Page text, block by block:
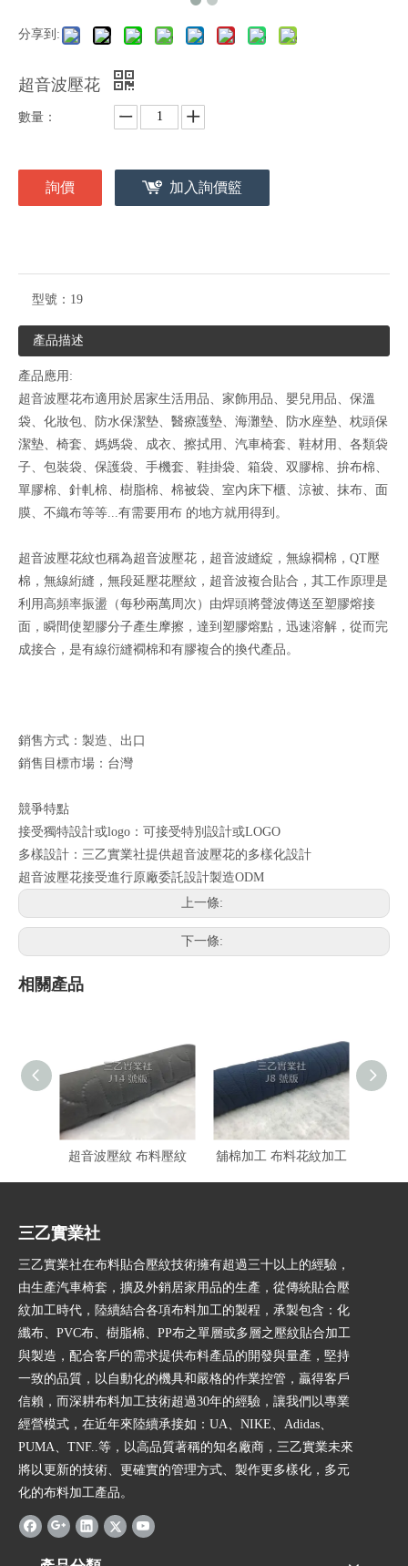
分享到:
超音波壓花
數量：
詢價 加入詢價籃
型號： 19
產品描述
產品應用:
超音波壓花布適用於居家生活用品、家飾用品、嬰兒用品、保溫
袋、化妝包、防水保潔墊、醫療護墊、海灘墊、防水座墊、枕頭保
潔墊、椅套、媽媽袋、成衣、擦拭用、汽車椅套、鞋材用、各類袋
子、包裝袋、保護袋、手機套、鞋掛袋、箱袋、双膠棉、拚布棉、
單膠棉、針軋棉、樹脂棉、棉被袋、室內床下櫃、涼被、抹布、面
膜、不織布等等...有需要用布 的地方就用得到。
超音波壓花紋也稱為超音波壓花，超音波縫綻，無線襉棉，QT壓
棉，無線絎縫，無段延壓花壓紋，超音波複合貼合，其工作原理是
利用高頻率振盪（每秒兩萬周次）由焊頭將聲波傳送至塑膠熔接
面，瞬間使塑膠分子產生摩擦，達到塑膠熔點，迅速溶解，從而完
成接合，是有線衍縫襉棉和有膠複合的換代產品。
銷售方式：製造、出口
銷售目標市場：台灣
競爭特點
接受獨特設計或logo：可接受特別設計或LOGO
多樣設計：三乙實業社提供超音波壓花的多樣化設計
超音波壓花接受進行原廠委託設計製造ODM
上一條:
下一條:
相關產品
超音波壓紋 布料壓紋 舖棉加工 布料花紋加工
三乙實業社
三乙實業社在布料貼合壓紋技術擁有超過三十以上的經驗，
由生產汽車椅套，擴及外銷居家用品的生產，從傳統貼合壓
紋加工時代，陸續結合各項布料加工的製程，承製包含：化
纖布、PVC布、樹脂棉、PP布之單層或多層之壓紋貼合加工
與製造，配合客戶的需求提供布料產品的開發與量產，堅持
一致的品質，以自動化的機具和嚴格的作業控管，贏得客戶
信賴，而深耕布料加工技術超過30年的經驗，讓我們以專業
經營模式，在近年來陸續承接如：UA、NIKE、Adidas、
PUMA、TNF..等，以高品質著稱的知名廠商，三乙實業未來
將以更新的技術、更確實的管理方式、製作更多樣化，多元
化的布料加工產品。